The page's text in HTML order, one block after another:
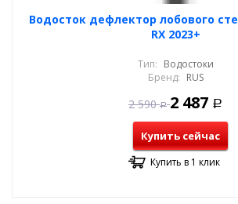
Водосток дефлектор лобового
RX 2023+
Тип: Водостоки
Бренд: RUS
2 590 Р 2 487 Р
Купить сейчас
Купить в 1 клик